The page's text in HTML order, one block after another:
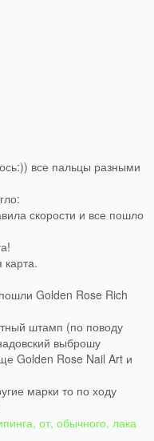
все пальцы разными
скорости и все пошло
карта.
Golden Rose Rich
штамп (по поводу
выброшу
Golden Rose Nail Art и
марки то по ходу
от, обычного, лака